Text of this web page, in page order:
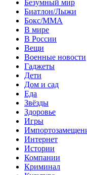
Безумный мир
Биатлон/Лыжи
Бокс/MMA
В мире
В России
Вещи
Военные новости
Гаджеты
Дети
Дом и сад
Еда
Звёзды
Здоровье
Игры
Интернет
Истории
Компании
Криминал